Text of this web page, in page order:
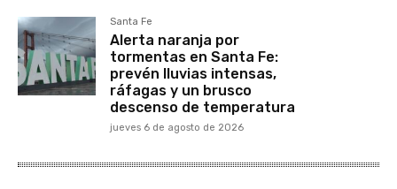
Santa Fe
Alerta naranja por
tormentas en Santa Fe:
prevén lluvias intensas,
ráfagas y un brusco
descenso de temperatura
jueves 6 de agosto de 2026